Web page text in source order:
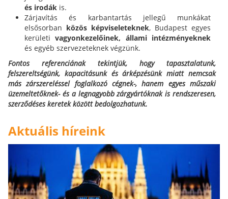
és irodák is.
Zárjavítás és karbantartás jellegű munkákat
elsősorban közös képviseleteknek, Budapest egyes
kerületivagyonkezelőinek, állami intézményeknek
és egyéb szervezeteknek végzünk.
Fontos referenciának tekintjük, hogy tapasztalatunk,
felszereltségünk, kapacitásunk és árképzésünk miatt nemcsak
más zárszereléssel foglalkozó cégnek-, hanem egyes műszaki
üzemeltetőknek- és a legnagyobb zárgyártóknak is rendszeresen,
szerződéses keretek között bedolgozhatunk.
Aktuális híreink